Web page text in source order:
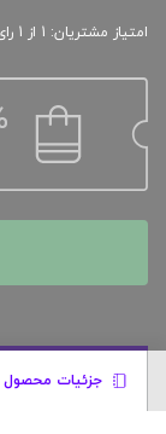
امتیاز مشتریان: 1 از 1 رای
جزئیات محصول